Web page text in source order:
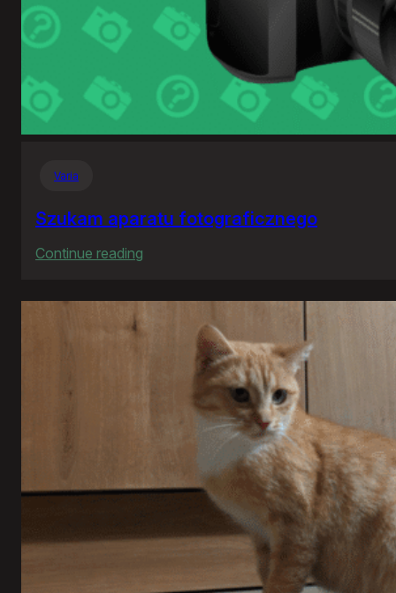
Varia
Szukam aparatu fotograficznego
Continue reading
aparatu
fotograficznego